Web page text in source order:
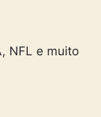
NFL e muito